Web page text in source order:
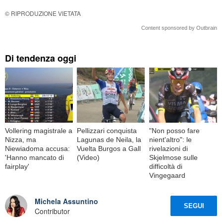
© RIPRODUZIONE VIETATA
Content sponsored by Outbrain
Di tendenza oggi
Vollering magistrale a
Nizza, ma
Niewiadoma accusa:
'Hanno mancato di
fairplay'
Pellizzari conquista
Lagunas de Neila, la
Vuelta Burgos a Gall
(Video)
"Non posso fare
nient'altro": le
rivelazioni di
Skjelmose sulle
difficoltà di
Vingegaard
Michela Assuntino
Contributor
SEGUI